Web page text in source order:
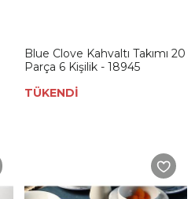
Blue Clove Kahvaltı Takımı 20
Parça 6 Kişilik - 18945
TÜKENDİ